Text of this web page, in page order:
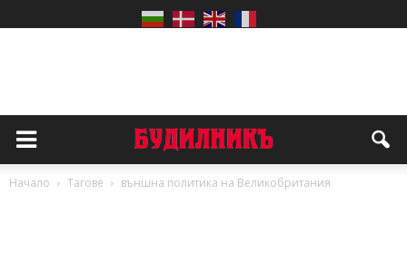
Начало Тагове външна политика на Великобритания